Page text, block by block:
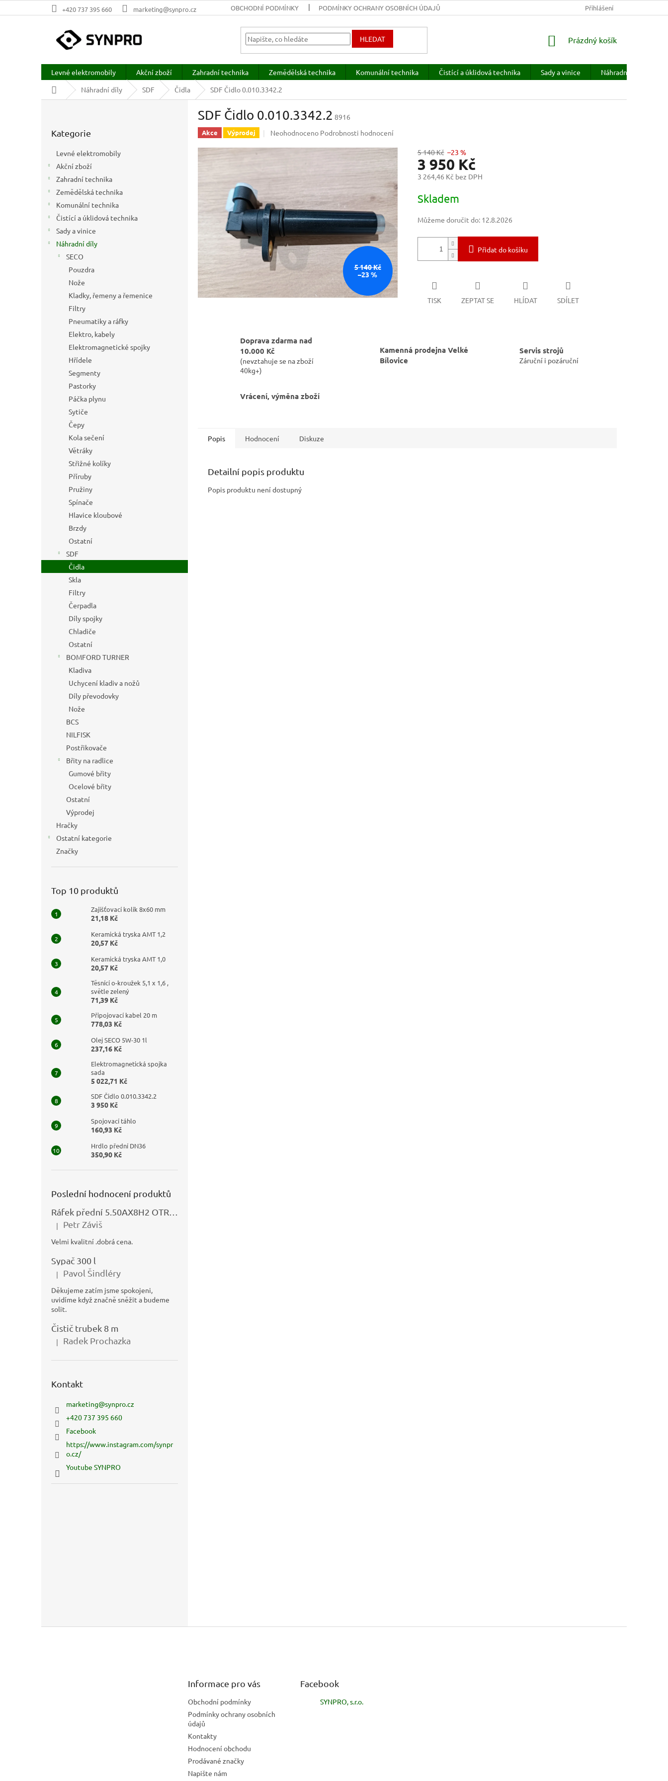
na
+420 737 395 660 marketing@synpro.cz OBCHODNÍ PODMÍNKY PODMÍNKY OCHRANY OSOBNÍCH ÚDAJŮ PRODÁVANÉ ZNAČKY
Přihlášení
HLEDAT
NÁKUPNÍ
Prázdný košík
Levné elektromobily Akční zboží Zahradní technika Zemědělská technika Komunální technika Čistící a úklidová technika Sady a vinice Náhradní díly
Domů
Náhradní díly SDF Čidla SDF Čidlo 0.010.3342.2
kategorie
Kategorie
Levné elektromobily
Akční zboží
Zahradní technika
Zemědělská technika
Komunální technika
Čistící a úklidová technika
Sady a vinice
Náhradní díly
SECO
Pouzdra
Nože
Kladky, řemeny a řemenice
Filtry
Pneumatiky a ráfky
Elektro, kabely
Elektromagnetické spojky
Hřídele
Segmenty
Pastorky
Páčka plynu
Sytiče
Čepy
Kola sečení
Větráky
Střižné kolíky
Příruby
Pružiny
Spínače
Hlavice kloubové
Brzdy
Ostatní
SDF
Čidla
Skla
Filtry
Čerpadla
Díly spojky
Chladiče
Ostatní
BOMFORD TURNER
Kladiva
Uchycení kladiv a nožů
Díly převodovky
Nože
BCS
NILFISK
Postřikovače
Břity na radlice
Gumové břity
Ocelové břity
Ostatní
Výprodej
Hračky
Ostatní kategorie
Značky
Top 10 produktů
Zajišťovací kolík 8x60 mm
21,18 Kč
Keramická tryska AMT 1,2
20,57 Kč
Keramická tryska AMT 1,0
20,57 Kč
Těsnící o-kroužek 5,1 x 1,6 ,
světle zelený
71,39 Kč
Připojovací kabel 20 m
778,03 Kč
Olej SECO 5W-30 1l
237,16 Kč
Elektromagnetická spojka
sada
5 022,71 Kč
SDF Čidlo 0.010.3342.2
3 950 Kč
Spojovací táhlo
160,93 Kč
Hrdlo přední DN36
350,90 Kč
Poslední hodnocení produktů
Hodnocení produktu je 5 z 5 hvězdiček.
| Petr Záviš
Velmi kvalitní .dobrá cena.
Sypač 300 l
Hodnocení produktu je 5 z 5 hvězdiček.
| Pavol Šindléry
Děkujeme zatím jsme spokojeni,
uvidíme když značně sněžit a budeme
solit.
Čistič trubek 8 m
Hodnocení produktu je 5 z 5 hvězdiček.
| Radek Prochazka
Kontakt
marketing@synpro.cz
+420 737 395 660
Facebook
https://www.instagram.com/synpr
o.cz/
Youtube SYNPRO
SDF Čidlo 0.010.3342.2 8916
Akce Výprodej
Průměrné
z
hvězdiček.
Neohodnoceno Podrobnosti hodnocení
5 140 Kč
–23 %
5 140 Kč –23 %
3 950 Kč
3 264,46 Kč bez DPH
cena:
Skladem
Můžeme doručit do: 12.8.2026
Přidat do košíku
TISK ZEPTAT SE HLÍDAT SDÍLET
Doprava zdarma nad
10.000 Kč
(nevztahuje se na zboží
40kg+)
Kamenná prodejna Velké
Bílovice
Servis strojů
Záruční i pozáruční
Vrácení, výměna zboží
Popis Hodnocení Diskuze
Detailní popis produktu
Popis produktu není dostupný
Informace pro vás
Obchodní podmínky
Podmínky ochrany osobních
údajů
Kontakty
Hodnocení obchodu
Prodávané značky
Napište nám
Facebook
SYNPRO, s.r.o.